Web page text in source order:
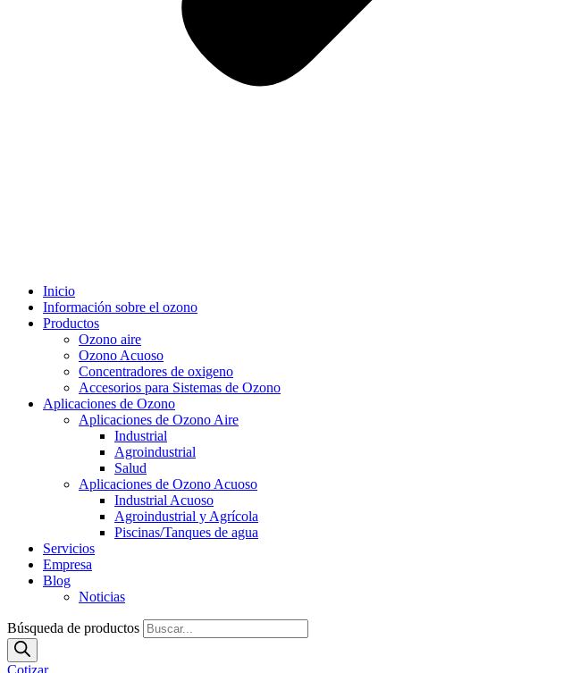
Inicio
Información sobre el ozono
Productos
Ozono aire
Ozono Acuoso
Concentradores de oxigeno
Accesorios para Sistemas de Ozono
Aplicaciones de Ozono
Aplicaciones de Ozono Aire
Industrial
Agroindustrial
Salud
Aplicaciones de Ozono Acuoso
Industrial Acuoso
Agroindustrial y Agrícola
Piscinas/Tanques de agua
Servicios
Empresa
Blog
Noticias
Búsqueda de productos
Cotizar